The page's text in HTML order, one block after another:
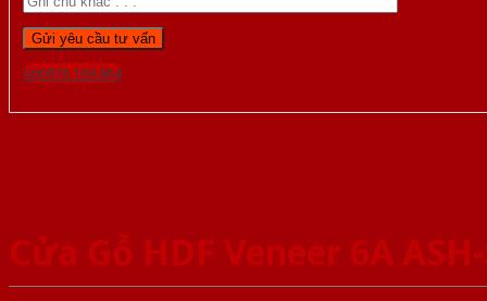
Gọi 0976.169.864
Cửa Gỗ HDF Veneer 6A